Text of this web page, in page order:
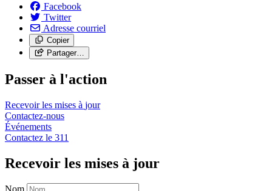
Facebook
Twitter
Adresse courriel
Copier
Partager…
Passer à l'action
Recevoir les mises à jour
Contactez-nous
Événements
Contactez le 311
Recevoir les mises à jour